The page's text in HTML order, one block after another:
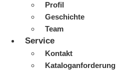
Profil
Geschichte
Team
Service
Kontakt
Kataloganforderung